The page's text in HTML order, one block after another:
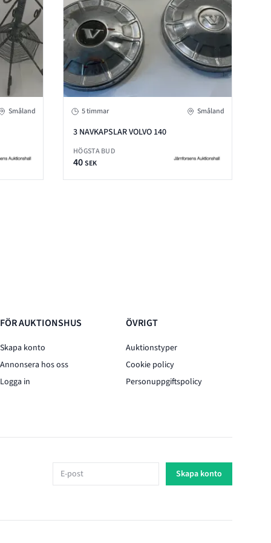
Småland 5 timmar Småland
3 NAVKAPSLAR VOLVO 140
HÖGSTA BUD
40SEK
FÖR AUKTIONSHUS
Skapa konto
Annonsera hos oss
Logga in
ÖVRIGT
Auktionstyper
Cookie policy
Personuppgiftspolicy
E-post Skapa konto